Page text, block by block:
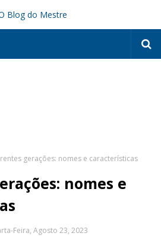
gerações: nomes e características
nomes e
Feira, Agosto 23, 2023